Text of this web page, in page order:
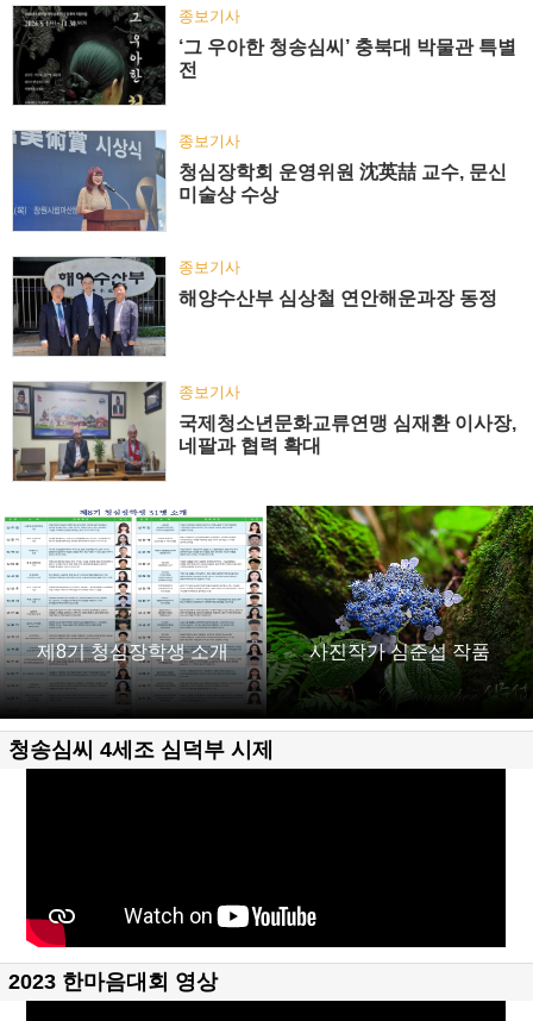
종보기사
‘그 우아한 청송심씨’ 충북대 박물관 특별
전
종보기사
청심장학회 운영위원 沈英喆 교수, 문신
미술상 수상
종보기사
해양수산부 심상철 연안해운과장 동정
종보기사
국제청소년문화교류연맹 심재환 이사장,
네팔과 협력 확대
제8기 청심장학생 소개 사진작가 심준섭 작품
청송심씨 4세조 심덕부 시제
2023 한마음대회 영상